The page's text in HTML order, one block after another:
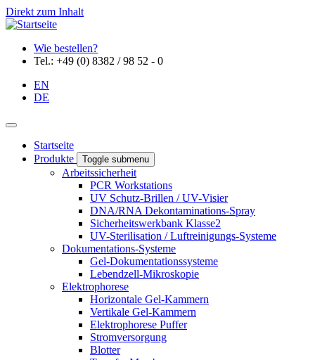
Direkt zum Inhalt
Wie bestellen?
Tel.: +49 (0) 8382 / 98 52 - 0
EN
DE
Startseite
Produkte
Toggle submenu
Arbeitssicherheit
PCR Workstations
UV Schutz-Brillen / UV-Visier
DNA/RNA Dekontaminations-Spray
Sicherheitswerkbank Klasse2
UV-Sterilisation / Luftreinigungs-Systeme
Dokumentations-Systeme
Gel-Dokumentationssysteme
Lebendzell-Mikroskopie
Elektrophorese
Horizontale Gel-Kammern
Vertikale Gel-Kammern
Elektrophorese Puffer
Stromversorgung
Blotter